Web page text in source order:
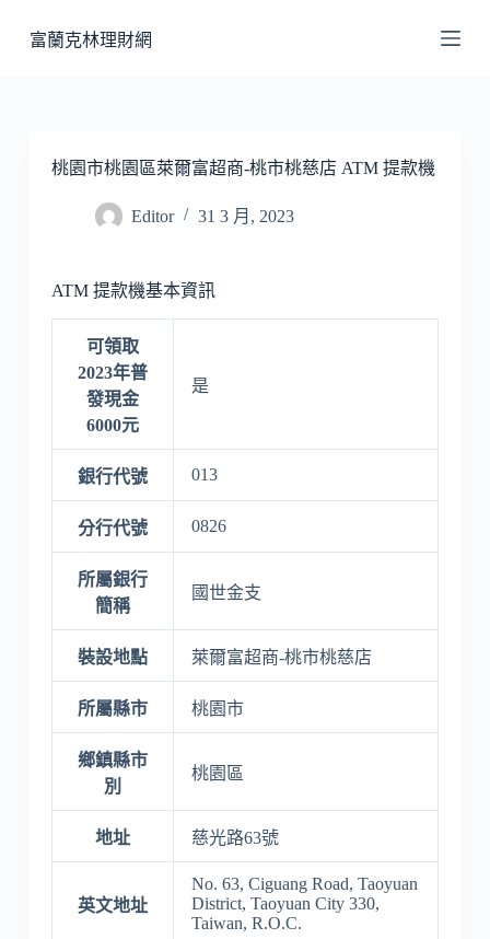
至
富蘭克林理財網
桃園市桃園區萊爾富超商-桃市桃慈店 ATM 提款機
Editor 31 3 月, 2023
ATM 提款機基本資訊
可領取
2023年普
發現金
6000元
是
銀行代號 013
分行代號 0826
所屬銀行
簡稱
國世金支
裝設地點 萊爾富超商-桃市桃慈店
所屬縣市 桃園市
鄉鎮縣市
別
桃園區
地址 慈光路63號
英文地址
No. 63, Ciguang Road, Taoyuan
District, Taoyuan City 330,
Taiwan, R.O.C.